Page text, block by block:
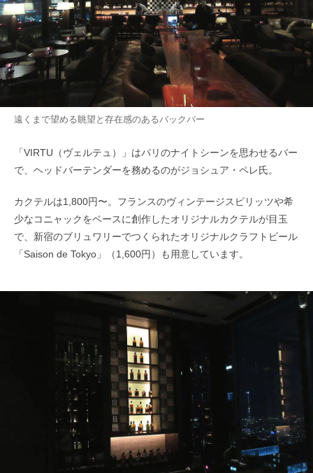
遠くまで望める眺望と存在感のあるバックバー
「VIRTU（ヴェルテュ）」はパリのナイトシーンを思わせるバー
で、ヘッドバーテンダーを務めるのがジョシュア・ペレ氏。
カクテルは1,800円〜。フランスのヴィンテージスピリッツや希
少なコニャックをベースに創作したオリジナルカクテルが目玉
で、新宿のブリュワリーでつくられたオリジナルクラフトビール
「Saison de Tokyo」（1,600円）も用意しています。